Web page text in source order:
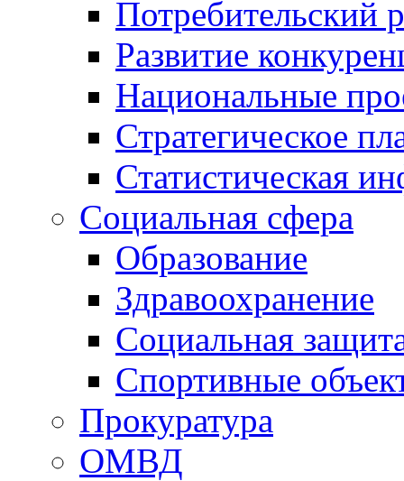
Потребительский
Развитие
Национальные
Стратегическое
Статистическая
Социальная сфера
Образование
Здравоохранение
Социальная
Спортивные
Прокуратура
ОМВД